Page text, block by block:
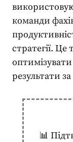
команди
стратегії.
результати
📊